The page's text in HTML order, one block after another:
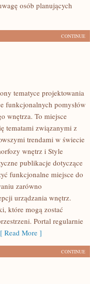
osób planujących
CONTINUE
tematyce projektowania
funkcjonalnych pomysłów
wnętrza. To miejsce
tematami związanymi z
trendami w świecie
wnętrz i Style
publikacje dotyczące
funkcjonalne miejsce do
zarówno
urządzania wnętrz.
które mogą zostać
Portal regularnie
[ Read More ]
CONTINUE